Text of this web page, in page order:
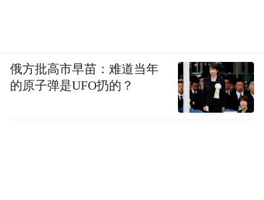
俄方批高市早苗：难道当年
的原子弹是UFO扔的？